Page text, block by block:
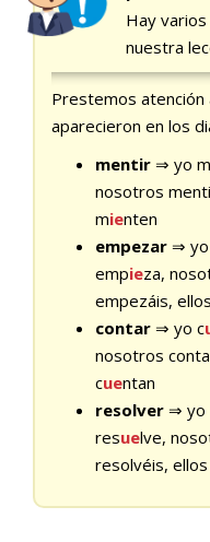
Hay
nuestra
Prestemos
aparecieron en los
mentir ⇒ yo m
nosotros
mienten
empezar ⇒
empieza,
empezáis,
contar ⇒ yo c
nosotros
cuentan
resolver ⇒ yo
resuelve,
resolvéis,